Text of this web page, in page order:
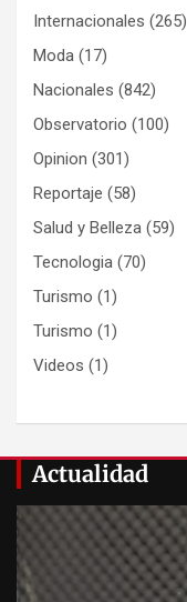
Internacionales (265)
Moda (17)
Nacionales (842)
Observatorio (100)
Opinion (301)
Reportaje (58)
Salud y Belleza (59)
Tecnologia (70)
Turismo (1)
Turismo (1)
Videos (1)
Actualidad